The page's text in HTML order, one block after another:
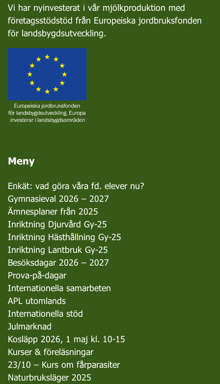
Vi har nyinvesterat i vår mjölkproduktion med
företagsstödstöd från Europeiska jordbruksfonden
för landsbygdsutveckling.
Meny
Enkät: vad göra våra fd. elever nu?
Gymnasieval 2026 – 2027
Ämnesplaner från 2025
Inriktning Djurvård Gy-25
Inriktning Hästhållning Gy-25
Inriktning Lantbruk Gy-25
Besöksdagar 2026 – 2027
Prova-på-dagar
Internationella samarbeten
APL utomlands
Internationella stöd
Julmarknad
Kosläpp 2026, 1 maj kl. 10-15
Kurser & föreläsningar
23/10 – Kurs om fårparasiter
Naturbruksläger 2025